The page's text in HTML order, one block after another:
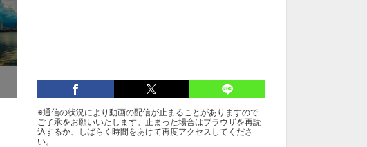
※通信の状況により動画の配信が止まることがありますので
ご了承をお願いいたします。止まった場合はブラウザを再読
込するか、しばらく時間をあけて再度アクセスしてくださ
い。